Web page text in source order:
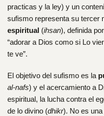
practicas y la ley) y un
sufismo representa su tercer
espiritual (ihsan), definida
“adorar a Dios como si Lo
te ve”.
El objetivo del sufismo es la
al-nafs) y el acercamiento a
espiritual, la lucha contra el
de lo divino (dhikr). No es